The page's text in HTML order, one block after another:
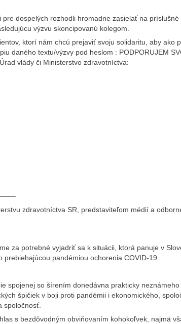
dospelých rozhodli hromadne zasielať na príslušné
výzvu skoncipovanú kolegom.
ktorí nám chcú prejaviť svoju solidaritu, aby ako
daného textu/výzvy pod heslom : PODPORUJEM
vlády či Ministerstvo zdravotníctva:
zdravotníctva SR, predstaviteľom médií a
za potrebné vyjadriť sa k situácii, ktorá panuje v
prebiehajúcou pandémiou ochorenia COVID-19.
spojenej so šírením donedávna prakticky neznámeho
špičiek v boji proti pandémii i ekonomického,
spoločnosť.
s bezdôvodným obviňovaním kohokoľvek, najmä